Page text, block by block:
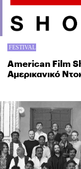
American Film
Αμερικανικό